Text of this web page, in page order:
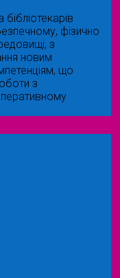
фізично
з
новим
що
з